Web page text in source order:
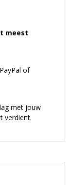
meest
of
met jouw
verdient.